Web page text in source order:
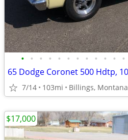
• • • • • • • • • • • •
7/14 103mi Billings, Montana
$17,000